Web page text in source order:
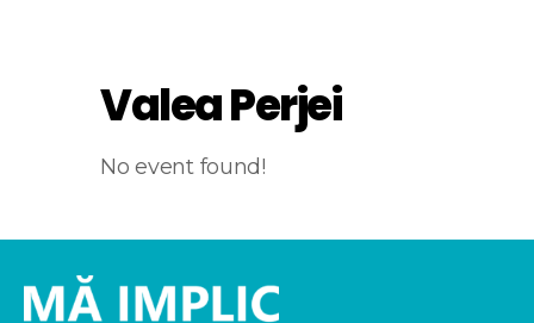
Valea Perjei
No event found!